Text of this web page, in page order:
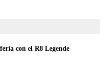
con el R8 Legende